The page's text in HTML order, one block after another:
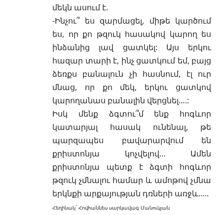
մեկն ասում է.
-Ինչու՞ ես զարմացել, միթե կարծում
ես, որ քո թզուկ հասակով կարող ես
ինձանից լավ ցատկել: Այս երկու
հազար տարի է, ինչ ցատկում եմ, բայց
ձեռքս բանալուն չի հասնում, էլ ուր
մնաց, որ քո մեկ, երկու ցատկով
կարողանաս բանալին վերցնել….:
Իսկ մենք ձգտու՞մ ենք հոգևոր
կատարյալ հասակ ունենալ, թե
պարզապես բավարարվում են
քրիստոնյա կոչվելով… Ամեն
քրիստոնյա պետք է ձգտի հոգևոր
թզուկ չմնալու համար և ամոթով չմնա
երկնքի արքայության դռների առջև…..
Հեղինակ` Հովհաննես սարկավագ Մանուկյան